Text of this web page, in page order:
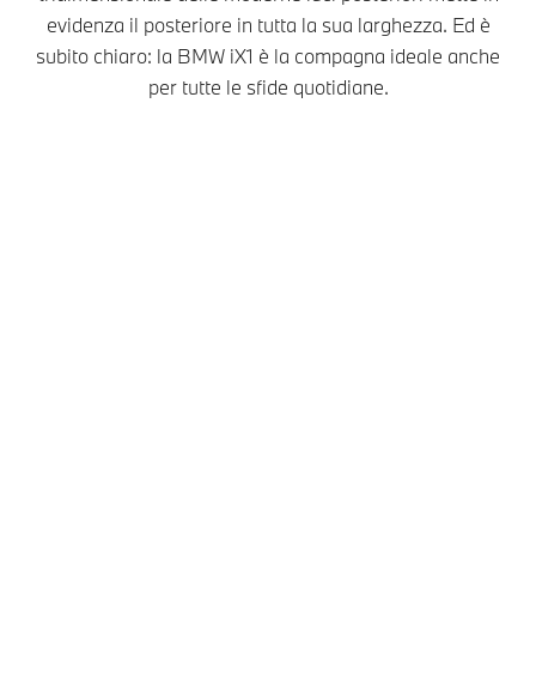
evidenza il posteriore in tutta la sua larghezza. Ed è
subito chiaro: la BMW iX1 è la compagna ideale anche
per tutte le sfide quotidiane.